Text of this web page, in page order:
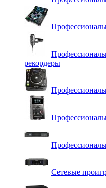
рекордеры
Сетевые